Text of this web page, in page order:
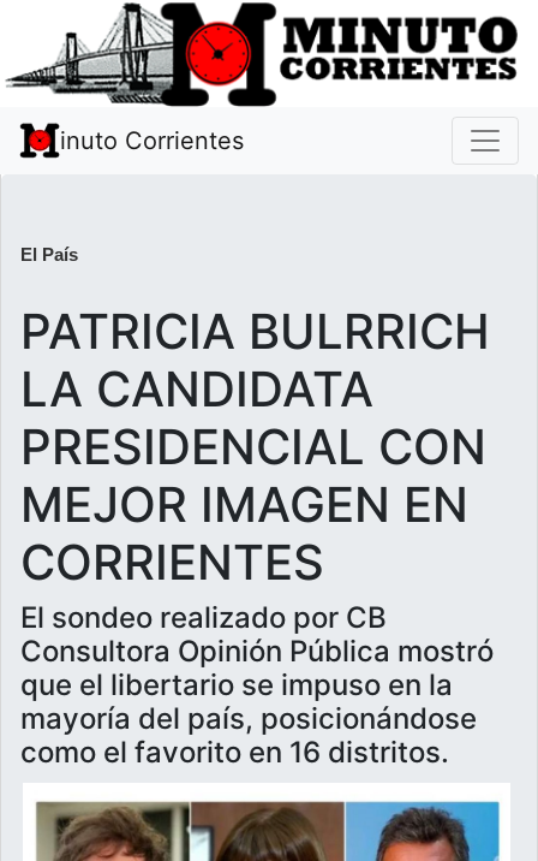
inuto Corrientes
El País
PATRICIA BULRRICH
LA CANDIDATA
PRESIDENCIAL CON
MEJOR IMAGEN EN
CORRIENTES
El sondeo realizado por CB
Consultora Opinión Pública mostró
que el libertario se impuso en la
mayoría del país, posicionándose
como el favorito en 16 distritos.